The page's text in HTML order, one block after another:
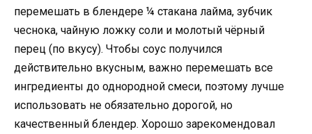
перемешать в блендере ¼ стакана лайма, зубчик
чеснока, чайную ложку соли и молотый чёрный
перец (по вкусу). Чтобы соус получился
действительно вкусным, важно перемешать все
ингредиенты до однородной смеси, поэтому лучше
использовать не обязательно дорогой, но
качественный блендер. Хорошо зарекомендовал